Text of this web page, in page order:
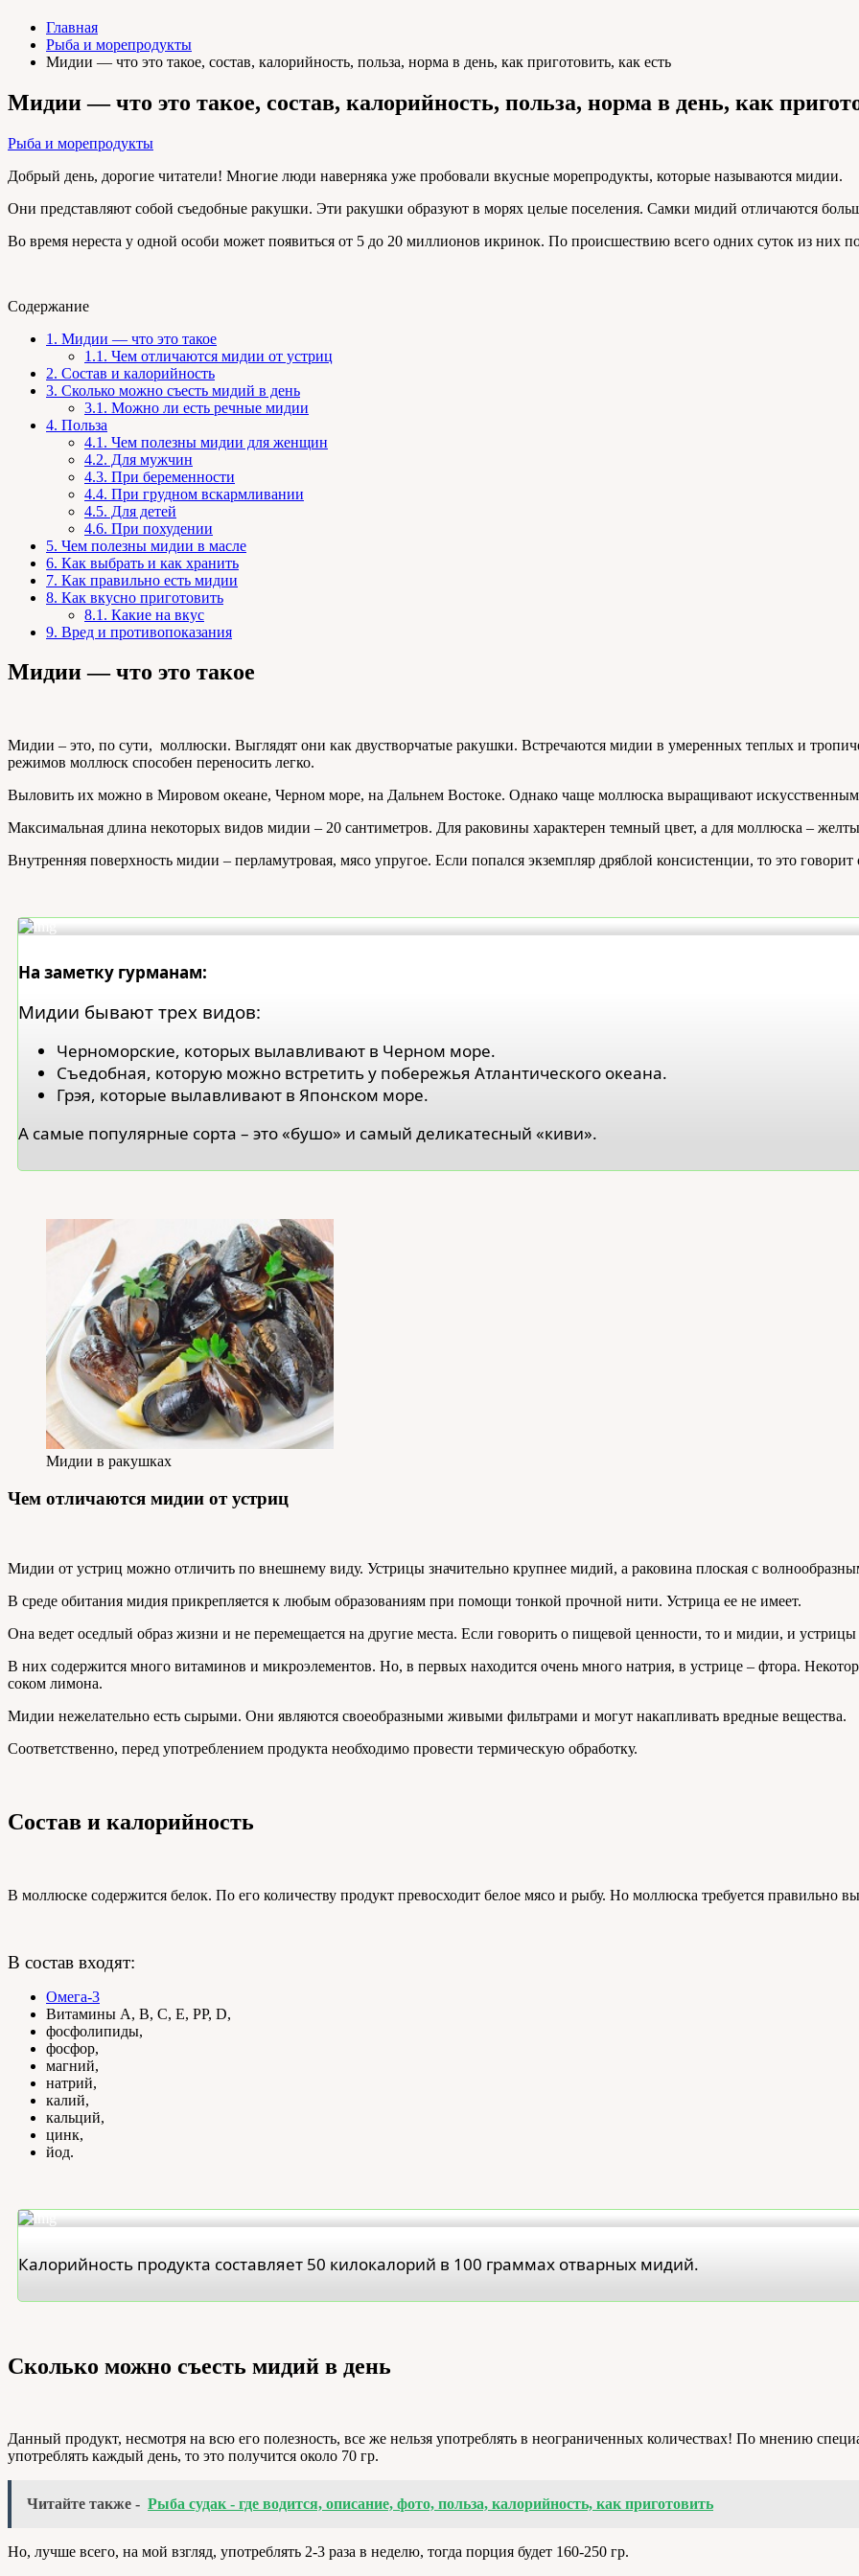
Главная
Рыба и морепродукты
Мидии — что это такое, состав, калорийность, польза, норма в день, как приготовить, как есть
Мидии — что это такое, состав, калорийность, польза, норма в день, как
Рыба и морепродукты
Добрый день, дорогие читатели! Многие люди наверняка уже пробовали вкусные морепродукты, которые называются мидии.
Они представляют собой съедобные ракушки. Эти ракушки образуют в морях целые поселения. Самки мидий отличаются
Во время нереста у одной особи может появиться от 5 до 20 миллионов икринок. По происшествию всего одних суток из них
Содержание
1. Мидии — что это такое
1.1. Чем отличаются мидии от устриц
2. Состав и калорийность
3. Сколько можно съесть мидий в день
3.1. Можно ли есть речные мидии
4. Польза
4.1. Чем полезны мидии для женщин
4.2. Для мужчин
4.3. При беременности
4.4. При грудном вскармливании
4.5. Для детей
4.6. При похудении
5. Чем полезны мидии в масле
6. Как выбрать и как хранить
7. Как правильно есть мидии
8. Как вкусно приготовить
8.1. Какие на вкус
9. Вред и противопоказания
Мидии — что это такое
Мидии – это, по сути, моллюски. Выглядят они как двустворчатые ракушки. Встречаются мидии в умеренных теплых и
режимов моллюск способен переносить легко.
Выловить их можно в Мировом океане, Черном море, на Дальнем Востоке. Однако чаще моллюска выращивают
Максимальная длина некоторых видов мидии – 20 сантиметров. Для раковины характерен темный цвет, а для моллюска –
Внутренняя поверхность мидии – перламутровая, мясо упругое. Если попался экземпляр дряблой консистенции, то это говорит
На заметку гурманам:
Мидии бывают трех видов:
Черноморские, которых вылавливают в Черном море.
Съедобная, которую можно встретить у побережья Атлантического океана.
Грэя, которые вылавливают в Японском море.
А самые популярные сорта – это «бушо» и самый деликатесный «киви».
Мидии в ракушках
Чем отличаются мидии от устриц
Мидии от устриц можно отличить по внешнему виду. Устрицы значительно крупнее мидий, а раковина плоская с
В среде обитания мидия прикрепляется к любым образованиям при помощи тонкой прочной нити. Устрица ее не имеет.
Она ведет оседлый образ жизни и не перемещается на другие места. Если говорить о пищевой ценности, то и мидии, и
В них содержится много витаминов и микроэлементов. Но, в первых находится очень много натрия, в устрице – фтора.
соком лимона.
Мидии нежелательно есть сырыми. Они являются своеобразными живыми фильтрами и могут накапливать вредные вещества.
Соответственно, перед употреблением продукта необходимо провести термическую обработку.
Состав и калорийность
В моллюске содержится белок. По его количеству продукт превосходит белое мясо и рыбу. Но моллюска требуется правильно
В состав входят:
Омега-3
Витамины А, В, С, Е, РР, D,
фосфолипиды,
фосфор,
магний,
натрий,
калий,
кальций,
цинк,
йод.
Калорийность продукта составляет 50 килокалорий в 100 граммах отварных мидий.
Сколько можно съесть мидий в день
Данный продукт, несмотря на всю его полезность, все же нельзя употреблять в неограниченных количествах! По мнению
употреблять каждый день, то это получится около 70 гр.
Читайте также - Рыба судак - где водится, описание, фото, польза, калорийность, как приготовить
Но, лучше всего, на мой взгляд, употреблять 2-3 раза в неделю, тогда порция будет 160-250 гр.